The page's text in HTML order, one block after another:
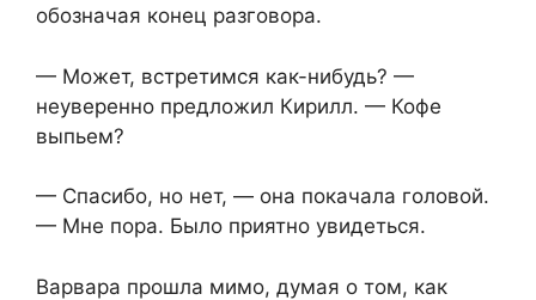
обозначая конец разговора.
— Может, встретимся как-нибудь? —
неуверенно предложил Кирилл. — Кофе
выпьем?
— Спасибо, но нет, — она покачала головой.
— Мне пора. Было приятно увидеться.
Варвара прошла мимо, думая о том, как